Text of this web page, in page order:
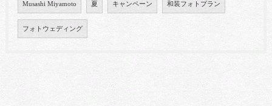
Musashi Miyamoto 夏 キャンペーン 和装フォトプラン
フォトウェディング